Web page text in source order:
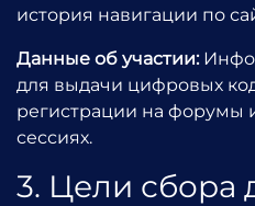
история навигации по
Данные об участии:
для выдачи цифровых
регистрации на форумы
сессиях.
3. Цели сбора